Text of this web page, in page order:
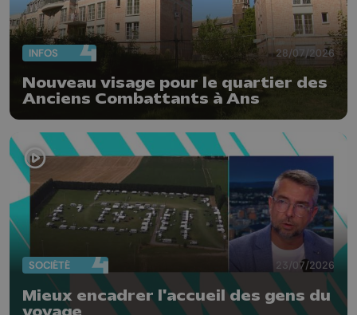
INFOS 28/07/2026
Nouveau visage pour le quartier des
Anciens Combattants à Ans
SOCIÉTÉ 23/07/2026
Mieux encadrer l'accueil des gens du
voyage